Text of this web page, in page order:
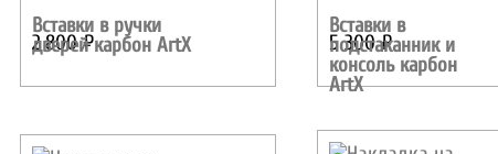
Вставки в ручки
дверей карбон ArtX
2 800₽
Вставки в
подстаканник и
консоль карбон
ArtX
5 300₽